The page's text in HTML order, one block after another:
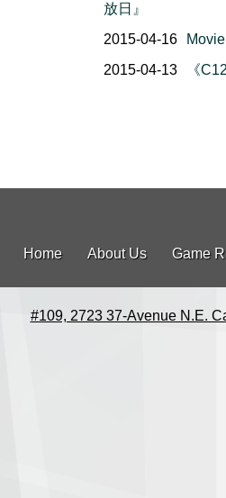
放日』
2015-04-16
2015-04-13
《
Home About Us Game
#109, 2723 37-Avenue N.E.